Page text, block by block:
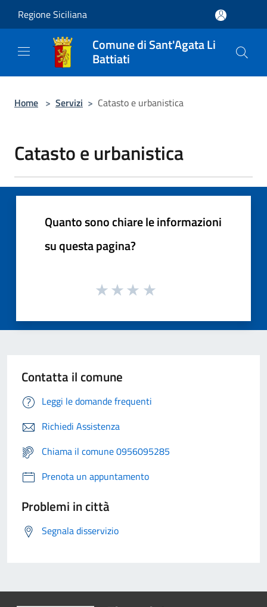
Regione Siciliana
Comune di Sant'Agata Li
Battiati
Home > Servizi > Catasto e urbanistica
Catasto e urbanistica
Quanto sono chiare le informazioni
su questa pagina?
Contatta il comune
Leggi le domande frequenti
Richiedi Assistenza
Chiama il comune 0956095285
Prenota un appuntamento
Problemi in città
Segnala disservizio